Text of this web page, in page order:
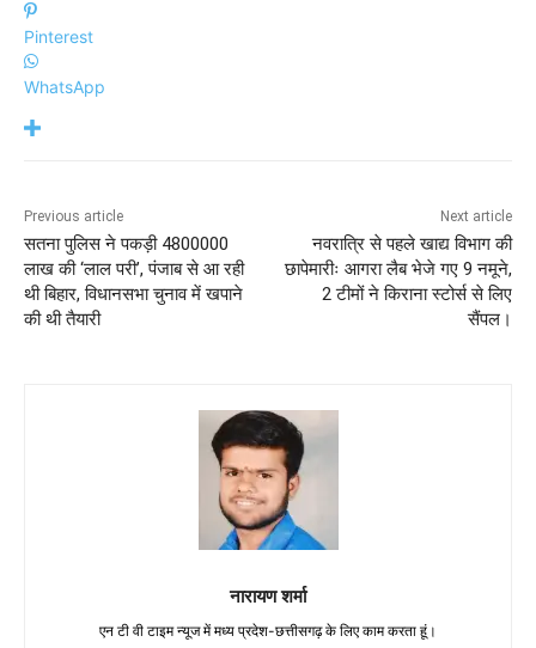
Pinterest
WhatsApp
Previous article
सतना पुलिस ने पकड़ी 4800000
लाख की ‘लाल परी’, पंजाब से आ रही
थी बिहार, विधानसभा चुनाव में खपाने
की थी तैयारी
Next article
नवरात्रि से पहले खाद्य विभाग की
छापेमारीः आगरा लैब भेजे गए 9 नमूने,
2 टीमों ने किराना स्टोर्स से लिए
सैंपल।
नारायण शर्मा
एन टी वी टाइम न्यूज में मध्य प्रदेश-छत्तीसगढ़ के लिए काम करता हूं।